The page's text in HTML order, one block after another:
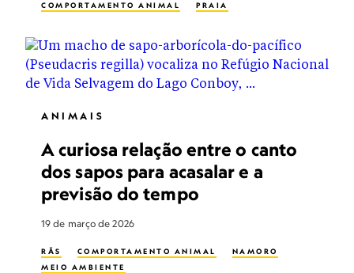
COMPORTAMENTO ANIMAL
PRAIA
ANIMAIS
A curiosa relação entre o canto
dos sapos para acasalar e a
previsão do tempo
19 de março de 2026
RÃS COMPORTAMENTO ANIMAL
NAMORO
MEIO AMBIENTE